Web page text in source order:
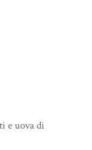
e uova di